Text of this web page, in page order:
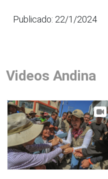
Publicado: 22/1/2024
Videos Andina